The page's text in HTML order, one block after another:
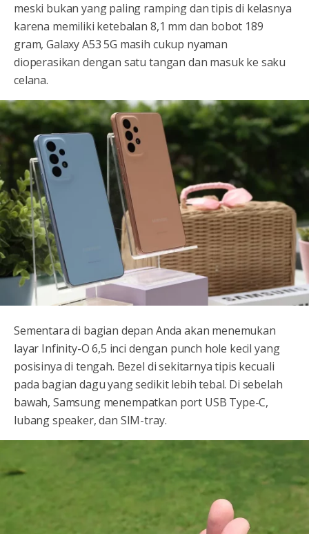
meski bukan yang paling ramping dan tipis di kelasnya
karena memiliki ketebalan 8,1 mm dan bobot 189
gram, Galaxy A53 5G masih cukup nyaman
dioperasikan dengan satu tangan dan masuk ke saku
celana.
Sementara di bagian depan Anda akan menemukan
layar Infinity-O 6,5 inci dengan punch hole kecil yang
posisinya di tengah. Bezel di sekitarnya tipis kecuali
pada bagian dagu yang sedikit lebih tebal. Di sebelah
bawah, Samsung menempatkan port USB Type-C,
lubang speaker, dan SIM-tray.